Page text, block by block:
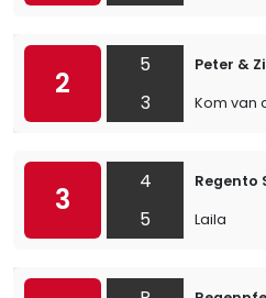
2
5
3
Peter &
Kom van
3
4
5
Regento
Laila